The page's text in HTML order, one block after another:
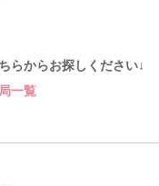
らからお探しください↓
一覧